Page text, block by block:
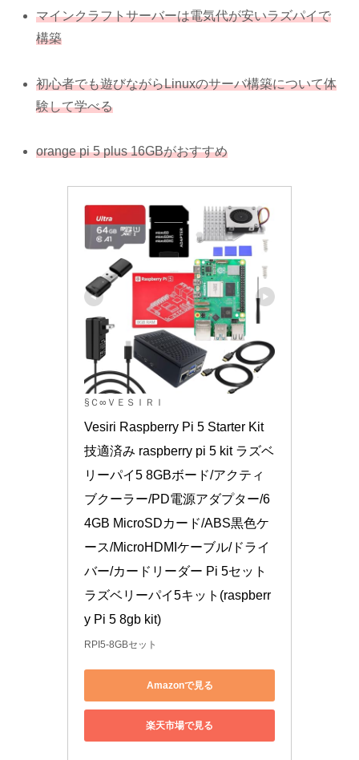
マインクラフトサーバーは電気代が安いラズパイで
構築
初心者でも遊びながらLinuxのサーバ構築について体
験して学べる
orange pi 5 plus 16GBがおすすめ
§Ｃ∞ＶＥＳＩＲＩ
Vesiri Raspberry Pi 5 Starter Kit
技適済み raspberry pi 5 kit ラズベ
リーパイ5 8GBボード/アクティ
ブクーラー/PD電源アダプター/6
4GB MicroSDカード/ABS黒色ケ
ース/MicroHDMIケーブル/ドライ
バー/カードリーダー Pi 5セット
ラズベリーパイ5キット(raspberr
y Pi 5 8gb kit)
RPI5-8GBセット
Amazonで見る
楽天市場で見る